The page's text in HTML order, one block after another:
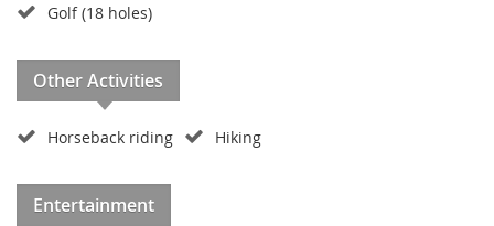
Golf (18 holes)
Other Activities
Horseback riding Hiking
Entertainment